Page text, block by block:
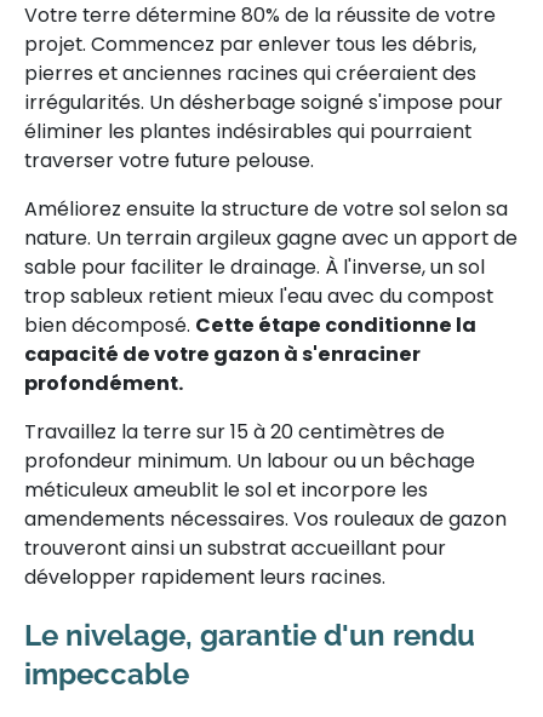
Votre terre détermine 80% de la réussite de votre
projet. Commencez par enlever tous les débris,
pierres et anciennes racines qui créeraient des
irrégularités. Un désherbage soigné s'impose pour
éliminer les plantes indésirables qui pourraient
traverser votre future pelouse.
Améliorez ensuite la structure de votre sol selon sa
nature. Un terrain argileux gagne avec un apport de
sable pour faciliter le drainage. À l'inverse, un sol
trop sableux retient mieux l'eau avec du compost
bien décomposé. Cette étape conditionne la
capacité de votre gazon à s'enraciner
profondément.
Travaillez la terre sur 15 à 20 centimètres de
profondeur minimum. Un labour ou un bêchage
méticuleux ameublit le sol et incorpore les
amendements nécessaires. Vos rouleaux de gazon
trouveront ainsi un substrat accueillant pour
développer rapidement leurs racines.
Le nivelage, garantie d'un rendu
impeccable